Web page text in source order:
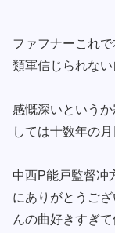
ファフナーこれ
類軍信じられな
感慨深いという
しては十数年の
中西P能戸監督冲
にありがとうご
んの曲好きすぎ